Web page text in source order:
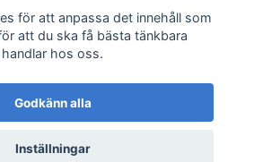
© 2026 Syknappen
för att anpassa det innehåll som
att du ska få bästa tänkbara
hos oss.
Godkänn alla
Inställningar